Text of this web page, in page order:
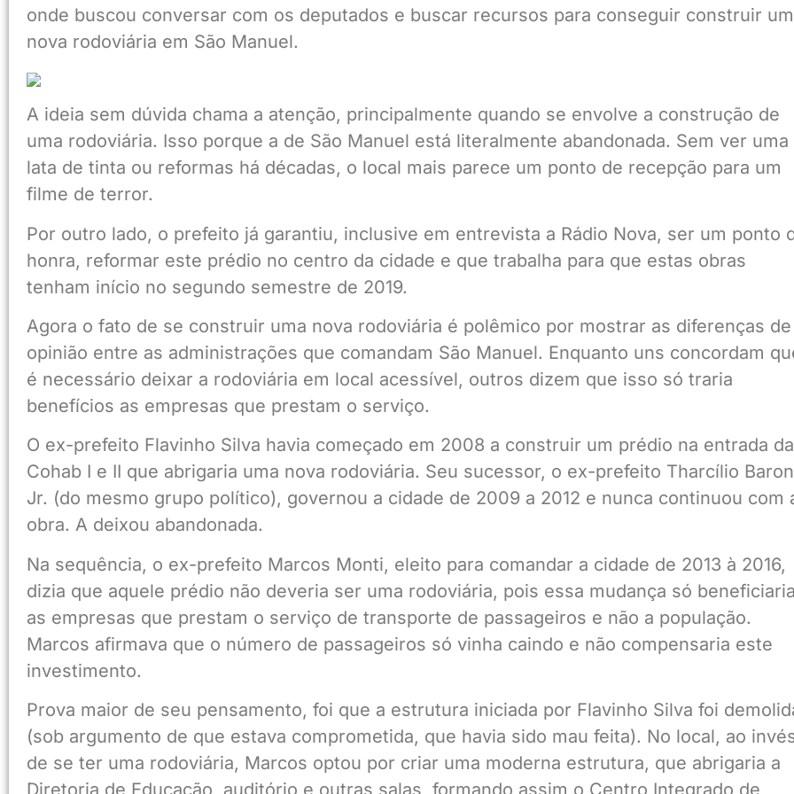
onde buscou conversar com os deputados e buscar recursos para conseguir construir
nova rodoviária em São Manuel.
A ideia sem dúvida chama a atenção, principalmente quando se envolve a construção de
uma rodoviária. Isso porque a de São Manuel está literalmente abandonada. Sem ver uma
lata de tinta ou reformas há décadas, o local mais parece um ponto de recepção para um
filme de terror.
Por outro lado, o prefeito já garantiu, inclusive em entrevista a Rádio Nova, ser um ponto
honra, reformar este prédio no centro da cidade e que trabalha para que estas obras
tenham início no segundo semestre de 2019.
Agora o fato de se construir uma nova rodoviária é polêmico por mostrar as diferenças de
opinião entre as administrações que comandam São Manuel. Enquanto uns concordam
é necessário deixar a rodoviária em local acessível, outros dizem que isso só traria
benefícios as empresas que prestam o serviço.
O ex-prefeito Flavinho Silva havia começado em 2008 a construir um prédio na entrada da
Cohab I e II que abrigaria uma nova rodoviária. Seu sucessor, o ex-prefeito Tharcílio
Jr. (do mesmo grupo político), governou a cidade de 2009 a 2012 e nunca continuou com
obra. A deixou abandonada.
Na sequência, o ex-prefeito Marcos Monti, eleito para comandar a cidade de 2013 à 2016,
dizia que aquele prédio não deveria ser uma rodoviária, pois essa mudança só beneficiaria
as empresas que prestam o serviço de transporte de passageiros e não a população.
Marcos afirmava que o número de passageiros só vinha caindo e não compensaria este
investimento.
Prova maior de seu pensamento, foi que a estrutura iniciada por Flavinho Silva foi
(sob argumento de que estava comprometida, que havia sido mau feita). No local, ao
de se ter uma rodoviária, Marcos optou por criar uma moderna estrutura, que abrigaria a
Diretoria de Educação, auditório e outras salas, formando assim o Centro Integrado de